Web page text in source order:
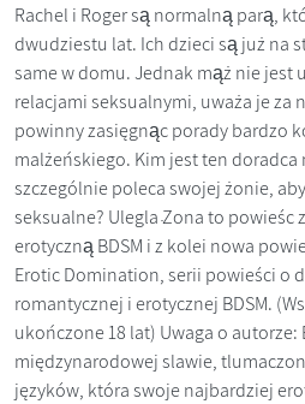
Rachel i Roger są normalną parą,
dwudziestu lat. Ich dzieci są już na
same w domu. Jednak mąż nie jest
relacjami seksualnymi, uważa je za
powinny zasięgnąc porady bardzo
malżeńskiego. Kim jest ten
szczególnie poleca swojej żonie,
seksualne? Ulegla Żona to powieśc
erotyczną BDSM i z kolei nowa
Erotic Domination, serii powieści o
romantycznej i erotycznej BDSM.
ukończone 18 lat) Uwaga o autorze:
międzynarodowej slawie,
języków, która swoje najbardziej